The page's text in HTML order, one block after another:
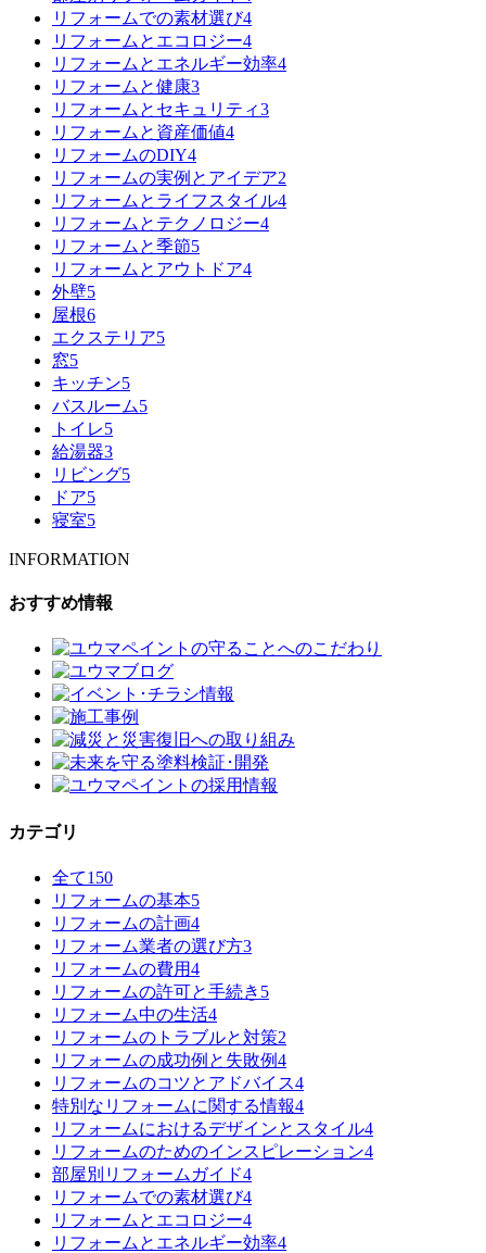
リフォームでの素材選び4
リフォームとエコロジー4
リフォームとエネルギー効率4
リフォームと健康3
リフォームとセキュリティ3
リフォームと資産価値4
リフォームのDIY4
リフォームの実例とアイデア2
リフォームとライフスタイル4
リフォームとテクノロジー4
リフォームと季節5
リフォームとアウトドア4
外壁5
屋根6
エクステリア5
窓5
キッチン5
バスルーム5
トイレ5
給湯器3
リビング5
ドア5
寝室5
INFORMATION
おすすめ情報
カテゴリ
全て150
リフォームの基本5
リフォームの計画4
リフォーム業者の選び方3
リフォームの費用4
リフォームの許可と手続き 5
リフォーム中の生活4
リフォームのトラブルと対策2
リフォームの成功例と失敗例4
リフォームのコツとアドバイス4
特別なリフォームに関する情報4
リフォームにおけるデザインとスタイル4
リフォームのためのインスピレーション4
部屋別リフォームガイド4
リフォームでの素材選び4
リフォームとエコロジー4
リフォームとエネルギー効率4